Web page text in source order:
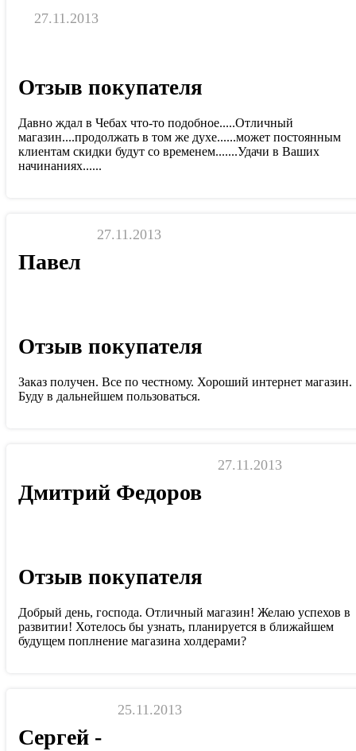
27.11.2013
Отзыв покупателя
Давно ждал в Чебах что-то подобное.....Отличный
магазин....продолжать в том же духе......может постоянным
клиентам скидки будут со временем.......Удачи в Ваших
начинаниях......
Павел
27.11.2013
Отзыв покупателя
Заказ получен. Все по честному. Хороший интернет магазин.
Буду в дальнейшем пользоваться.
Дмитрий Федоров
27.11.2013
Отзыв покупателя
Добрый день, господа. Отличный магазин! Желаю успехов в
развитии! Хотелось бы узнать, планируется в ближайшем
будущем поплнение магазина холдерами?
Сергей -
25.11.2013